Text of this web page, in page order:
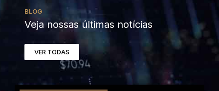
BLOG
Veja nossas últimas notícias
VER TODAS